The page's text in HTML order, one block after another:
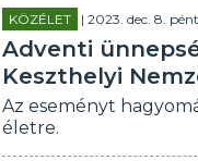
KÖZÉLET | 2023. dec. 8.
Adventi
Keszthelyi
Az eseményt
életre.